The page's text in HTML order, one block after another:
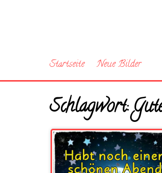
Startseite Neue Bilder
Schlagwort: